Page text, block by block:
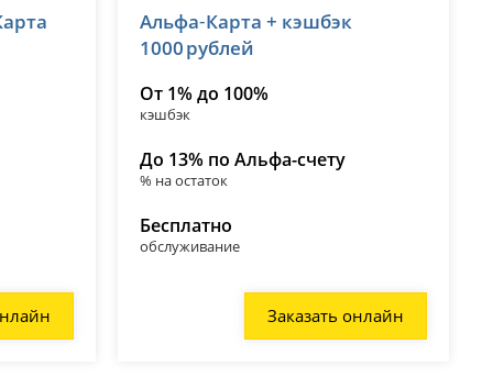
лицензия № 1326
Альфа‑Карта + кэшбэк
1000 рублей
От 1% до 100%
кэшбэк
До 13% по Альфа-счету
% на остаток
Бесплатно
обслуживание
Заказать онлайн